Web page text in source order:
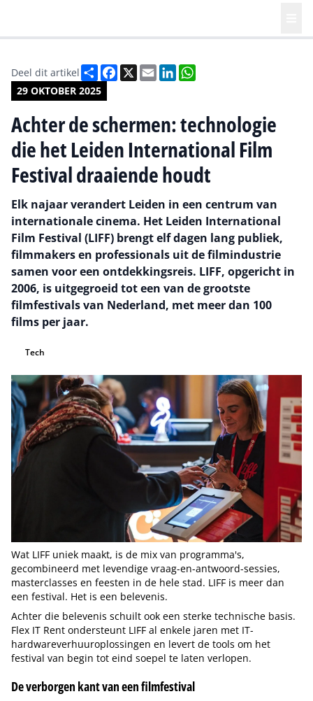
29 OKTOBER 2025
Deel dit artikel DeelFacebook
X EmailLinkedIn
Achter de schermen: technologie
die het Leiden International Film
Festival draaiende houdt
Elk najaar verandert Leiden in een centrum van
internationale cinema. Het Leiden International
Film Festival (LIFF) brengt elf dagen lang publiek,
filmmakers en professionals uit de filmindustrie
samen voor een ontdekkingsreis. LIFF, opgericht in
2006, is uitgegroeid tot een van de grootste
filmfestivals van Nederland, met meer dan 100
films per jaar.
Tech
Wat LIFF uniek maakt, is de mix van programma's,
gecombineerd met levendige vraag-en-antwoord-sessies,
masterclasses en feesten in de hele stad. LIFF is meer dan
een festival. Het is een belevenis.
Achter die belevenis schuilt ook een sterke technische basis.
Flex IT Rent ondersteunt LIFF al enkele jaren met IT-
hardwareverhuuroplossingen en levert de tools om het
festival van begin tot eind soepel te laten verlopen.
De verborgen kant van een filmfestival